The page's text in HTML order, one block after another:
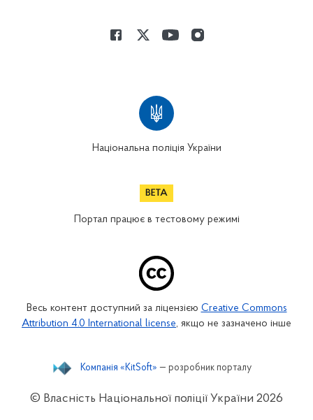
Національна поліція України
Портал працює в тестовому режимі
Весь контент доступний за ліцензією Creative Commons
Attribution 4.0 International license, якщо не зазначено інше
© Власність Національної поліції України 2026
Компанія «KitSoft» — розробник порталу